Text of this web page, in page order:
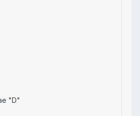
"D"